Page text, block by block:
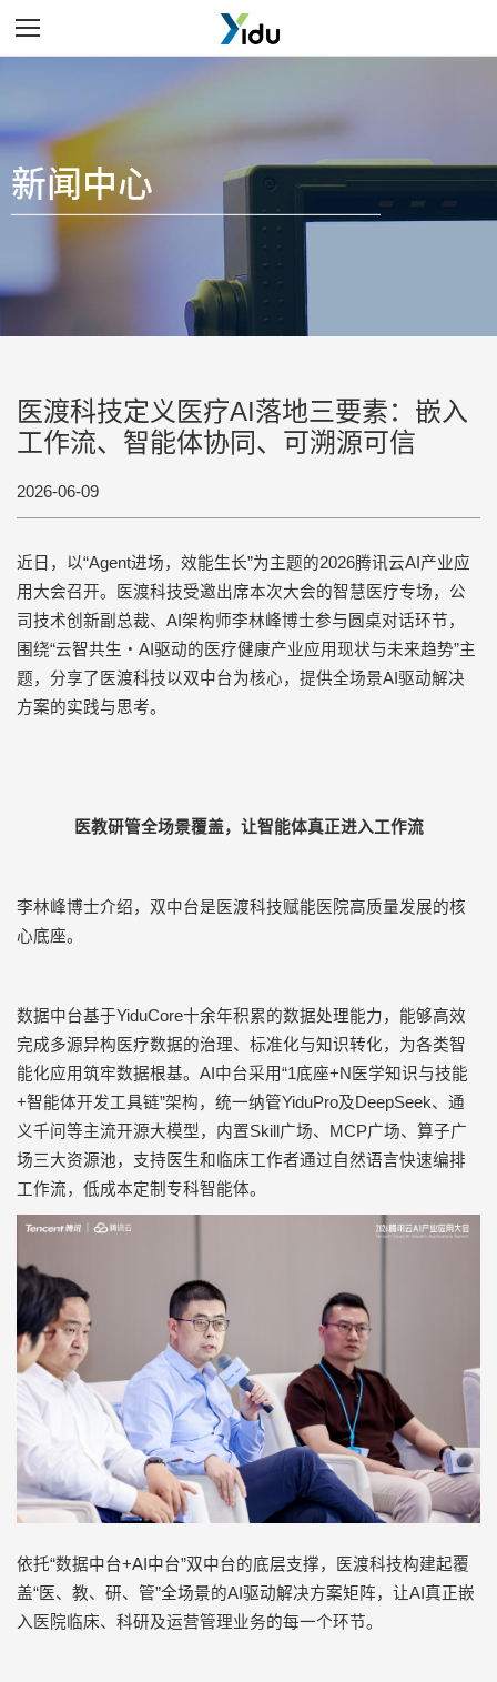
Menu
新闻中心
医渡科技定义医疗AI落地三要素：嵌入
工作流、智能体协同、可溯源可信
2026-06-09
近日，以“Agent进场，效能生长”为主题的2026腾讯云AI 产业应
用大会召开。医渡科技受邀出席本次大会的智慧医疗专场，公
司技术创新副总裁、 AI 架构师李林峰博士参与圆桌对话环节，
围绕“云智共生・AI驱动的医疗健康产业应用现状与未来趋势”主
题，分享了医渡科技以双中台为核心，提供全场景AI 驱动解决
方案的实践与思考。
医教研管全场景覆盖，让智能体真正进入工作流
李林峰博士介绍，双中台是医渡科技赋能医院高质量发展的核
心底座。
数据中台基于YiduCore十余年积累的数据处理能力，能够高效
完成多源异构医疗数据的治理、标准化与知识转化，为各类智
能化应用筑牢数据根基。 AI 中台采用“1底座+N 医学知识与技能
+智能体开发工具链”架构，统一纳管YiduPro及DeepSeek、通
义千问等主流开源大模型，内置Skill 广场、 MCP广场、算子广
场三大资源池，支持医生和临床工作者通过自然语言快速编排
工作流，低成本定制专科智能体。
依托“数据中台+AI 中台”双中台的底层支撑，医渡科技构建起覆
盖“医、教、研、管”全场景的AI 驱动解决方案矩阵，让AI 真正嵌
入医院临床、科研及运营管理业务的每一个环节。